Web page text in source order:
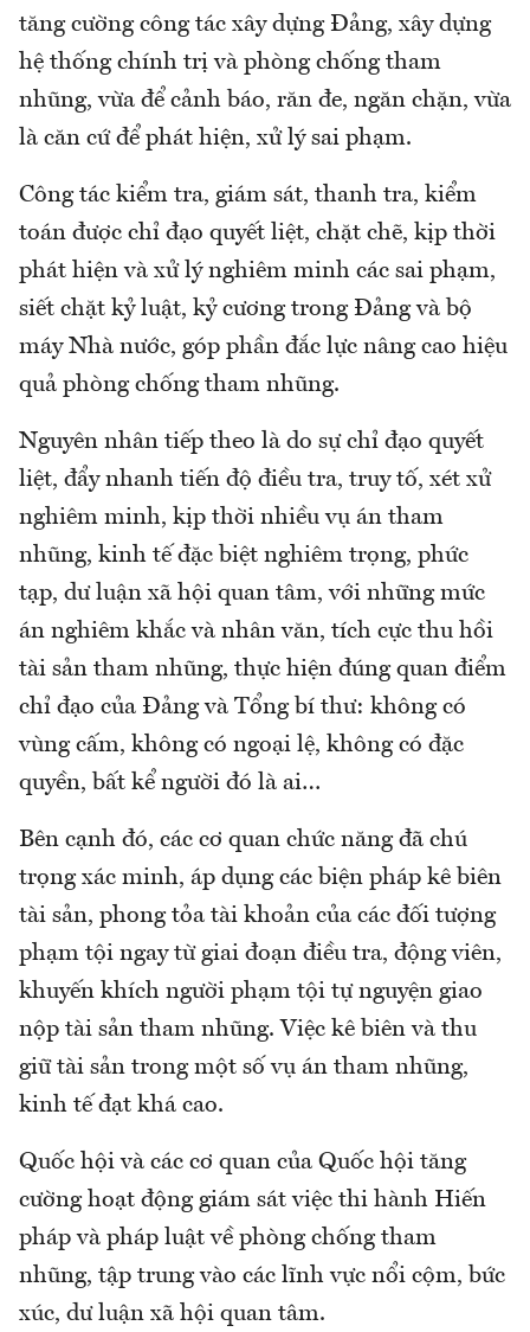
tăng cường công tác xây dựng Đảng, xây dựng
hệ thống chính trị và phòng chống tham
nhũng, vừa để cảnh báo, răn đe, ngăn chặn, vừa
là căn cứ để phát hiện, xử lý sai phạm.
Công tác kiểm tra, giám sát, thanh tra, kiểm
toán được chỉ đạo quyết liệt, chặt chẽ, kịp thời
phát hiện và xử lý nghiêm minh các sai phạm,
siết chặt kỷ luật, kỷ cương trong Đảng và bộ
máy Nhà nước, góp phần đắc lực nâng cao hiệu
quả phòng chống tham nhũng.
Nguyên nhân tiếp theo là do sự chỉ đạo quyết
liệt, đẩy nhanh tiến độ điều tra, truy tố, xét xử
nghiêm minh, kịp thời nhiều vụ án tham
nhũng, kinh tế đặc biệt nghiêm trọng, phức
tạp, dư luận xã hội quan tâm, với những mức
án nghiêm khắc và nhân văn, tích cực thu hồi
tài sản tham nhũng, thực hiện đúng quan điểm
chỉ đạo của Đảng và Tổng bí thư: không có
vùng cấm, không có ngoại lệ, không có đặc
quyền, bất kể người đó là ai…
Bên cạnh đó, các cơ quan chức năng đã chú
trọng xác minh, áp dụng các biện pháp kê biên
tài sản, phong tỏa tài khoản của các đối tượng
phạm tội ngay từ giai đoạn điều tra, động viên,
khuyến khích người phạm tội tự nguyện giao
nộp tài sản tham nhũng. Việc kê biên và thu
giữ tài sản trong một số vụ án tham nhũng,
kinh tế đạt khá cao.
Quốc hội và các cơ quan của Quốc hội tăng
cường hoạt động giám sát việc thi hành Hiến
pháp và pháp luật về phòng chống tham
nhũng, tập trung vào các lĩnh vực nổi cộm, bức
xúc, dư luận xã hội quan tâm.